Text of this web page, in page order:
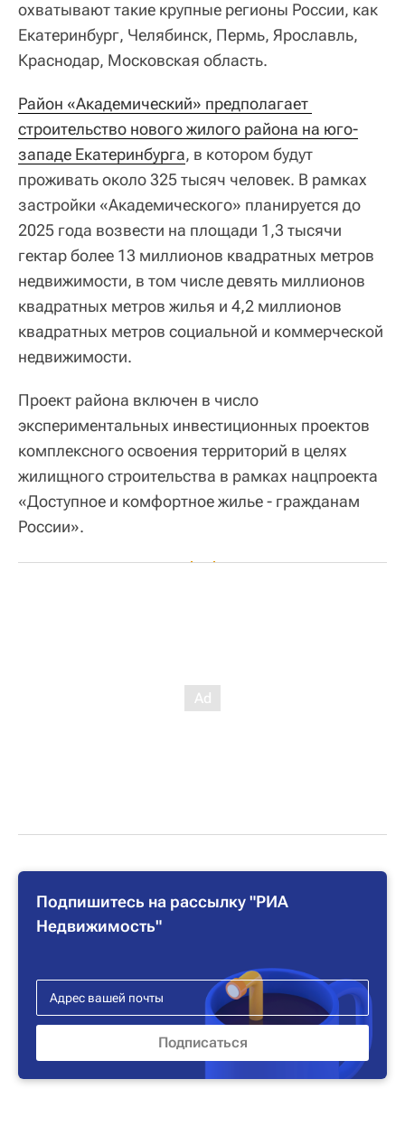
охватывают такие крупные регионы России, как
Екатеринбург, Челябинск, Пермь, Ярославль,
Краснодар, Московская область.
Район «Академический» предполагает
строительство нового жилого района на юго-
западе Екатеринбурга, в котором будут
проживать около 325 тысяч человек. В рамках
застройки «Академического» планируется до
2025 года возвести на площади 1,3 тысячи
гектар более 13 миллионов квадратных метров
недвижимости, в том числе девять миллионов
квадратных метров жилья и 4,2 миллионов
квадратных метров социальной и коммерческой
недвижимости.
Проект района включен в число
экспериментальных инвестиционных проектов
комплексного освоения территорий в целях
жилищного строительства в рамках нацпроекта
«Доступное и комфортное жилье - гражданам
России».
Подпишитесь на рассылку "РИА
Недвижимость"